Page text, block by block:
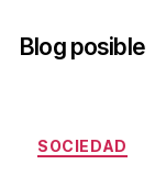
Blog posible
Categorías
SOCIEDAD